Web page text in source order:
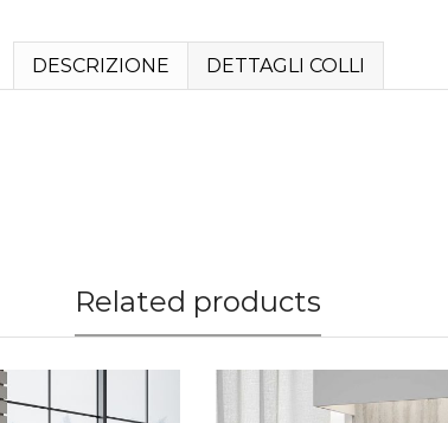
DESCRIZIONE DETTAGLI COLLI
Related products